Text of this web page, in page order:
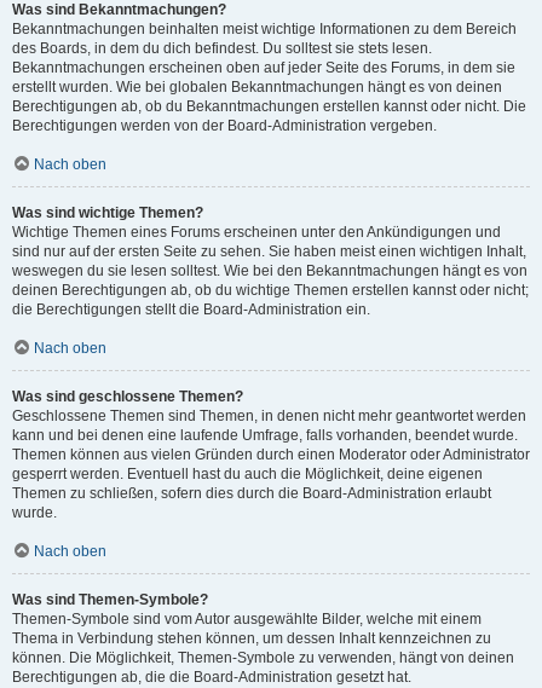
Was sind Bekanntmachungen?
Bekanntmachungen beinhalten meist wichtige Informationen zu dem Bereich
des Boards, in dem du dich befindest. Du solltest sie stets lesen.
Bekanntmachungen erscheinen oben auf jeder Seite des Forums, in dem sie
erstellt wurden. Wie bei globalen Bekanntmachungen hängt es von deinen
Berechtigungen ab, ob du Bekanntmachungen erstellen kannst oder nicht. Die
Berechtigungen werden von der Board-Administration vergeben.
Nach oben
Was sind wichtige Themen?
Wichtige Themen eines Forums erscheinen unter den Ankündigungen und
sind nur auf der ersten Seite zu sehen. Sie haben meist einen wichtigen Inhalt,
weswegen du sie lesen solltest. Wie bei den Bekanntmachungen hängt es von
deinen Berechtigungen ab, ob du wichtige Themen erstellen kannst oder nicht;
die Berechtigungen stellt die Board-Administration ein.
Nach oben
Was sind geschlossene Themen?
Geschlossene Themen sind Themen, in denen nicht mehr geantwortet werden
kann und bei denen eine laufende Umfrage, falls vorhanden, beendet wurde.
Themen können aus vielen Gründen durch einen Moderator oder Administrator
gesperrt werden. Eventuell hast du auch die Möglichkeit, deine eigenen
Themen zu schließen, sofern dies durch die Board-Administration erlaubt
wurde.
Nach oben
Was sind Themen-Symbole?
Themen-Symbole sind vom Autor ausgewählte Bilder, welche mit einem
Thema in Verbindung stehen können, um dessen Inhalt kennzeichnen zu
können. Die Möglichkeit, Themen-Symbole zu verwenden, hängt von deinen
Berechtigungen ab, die die Board-Administration gesetzt hat.